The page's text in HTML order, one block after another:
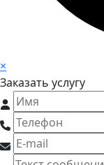
×
Заказать услугу